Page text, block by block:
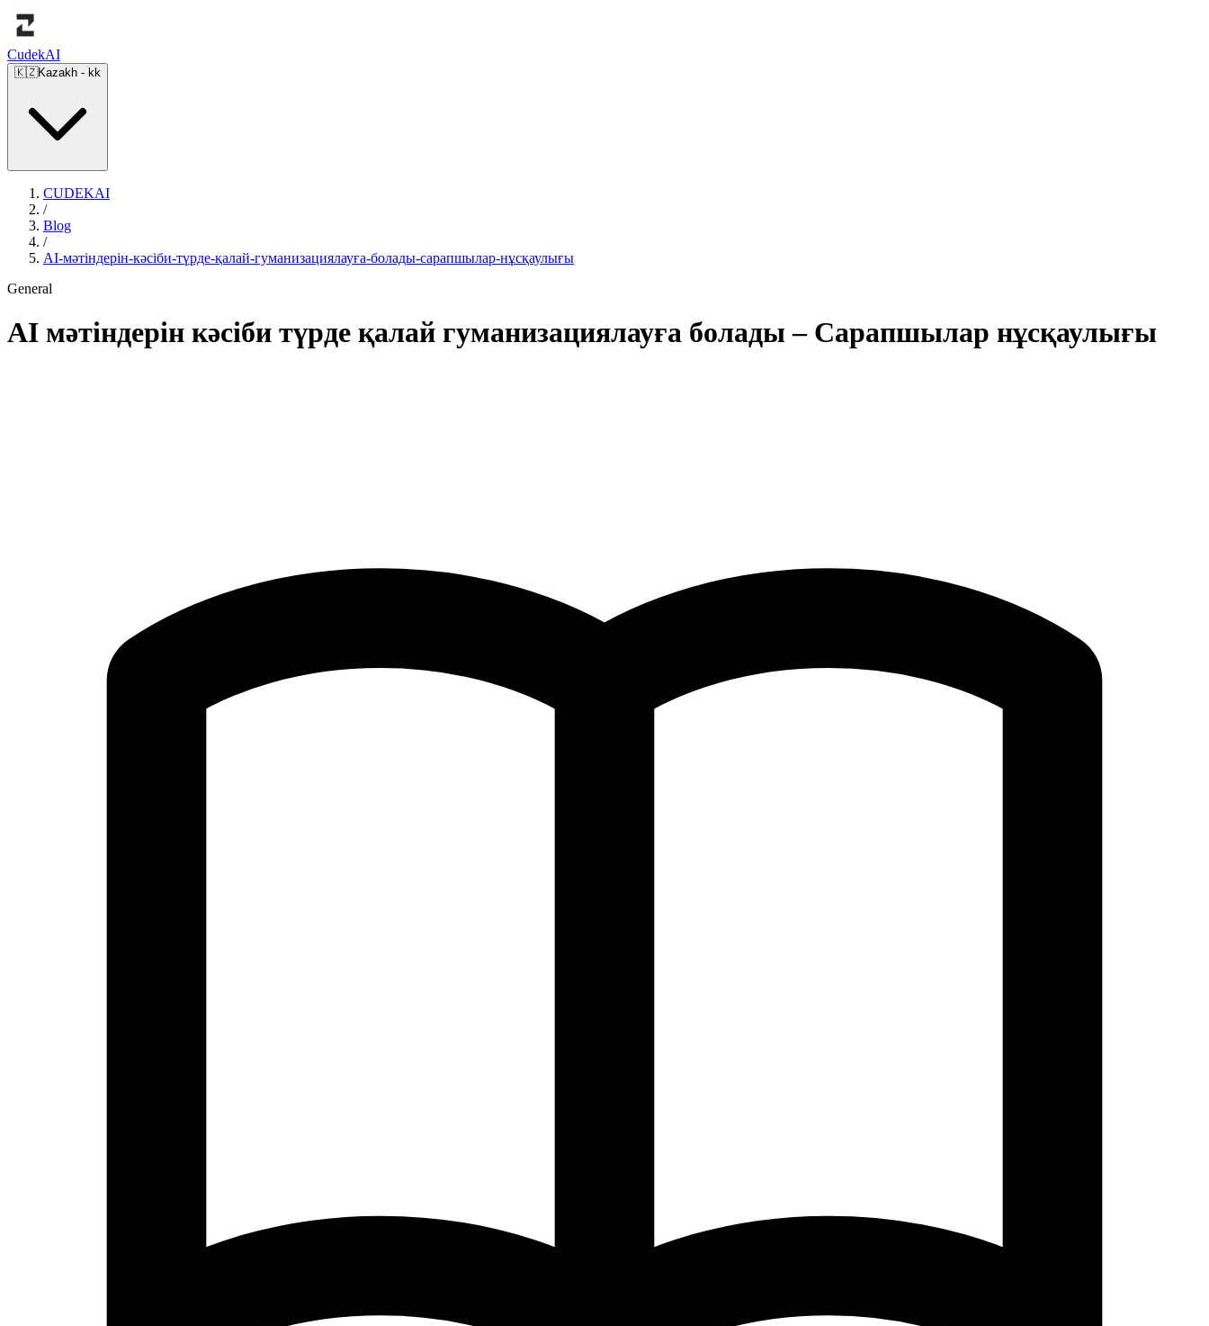
CudekAI
🇰🇿Kazakh - kk
CUDEKAI
/
Blog
/
AI-мәтіндерін-кәсіби-түрде-қалай-гуманизациялауға-болады-сарапшылар-нұсқаулығы
General
AI мәтіндерін кәсіби түрде қалай гуманизациялауға болады – Сарапшылар нұсқаулығы